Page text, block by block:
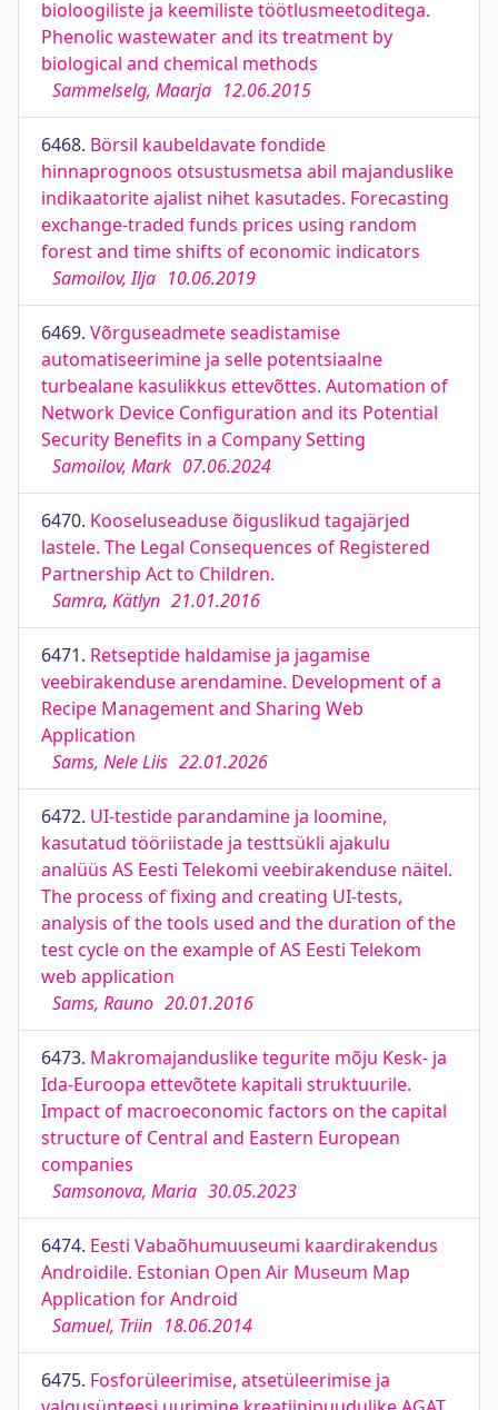
bioloogiliste ja keemiliste töötlusmeetoditega.
Phenolic wastewater and its treatment by
biological and chemical methods
Sammelselg, Maarja 12.06.2015
6468. Börsil kaubeldavate fondide
hinnaprognoos otsustusmetsa abil majanduslike
indikaatorite ajalist nihet kasutades. Forecasting
exchange-traded funds prices using random
forest and time shifts of economic indicators
Samoilov, Ilja 10.06.2019
6469. Võrguseadmete seadistamise
automatiseerimine ja selle potentsiaalne
turbealane kasulikkus ettevõttes. Automation of
Network Device Configuration and its Potential
Security Benefits in a Company Setting
Samoilov, Mark 07.06.2024
6470. Kooseluseaduse õiguslikud tagajärjed
lastele. The Legal Consequences of Registered
Partnership Act to Children.
Samra, Kätlyn 21.01.2016
6471. Retseptide haldamise ja jagamise
veebirakenduse arendamine. Development of a
Recipe Management and Sharing Web
Application
Sams, Nele Liis 22.01.2026
6472. UI-testide parandamine ja loomine,
kasutatud tööriistade ja testtsükli ajakulu
analüüs AS Eesti Telekomi veebirakenduse näitel.
The process of fixing and creating UI-tests,
analysis of the tools used and the duration of the
test cycle on the example of AS Eesti Telekom
web application
Sams, Rauno 20.01.2016
6473. Makromajanduslike tegurite mõju Kesk- ja
Ida-Euroopa ettevõtete kapitali struktuurile.
Impact of macroeconomic factors on the capital
structure of Central and Eastern European
companies
Samsonova, Maria 30.05.2023
6474. Eesti Vabaõhumuuseumi kaardirakendus
Androidile. Estonian Open Air Museum Map
Application for Android
Samuel, Triin 18.06.2014
6475. Fosforüleerimise, atsetüleerimise ja